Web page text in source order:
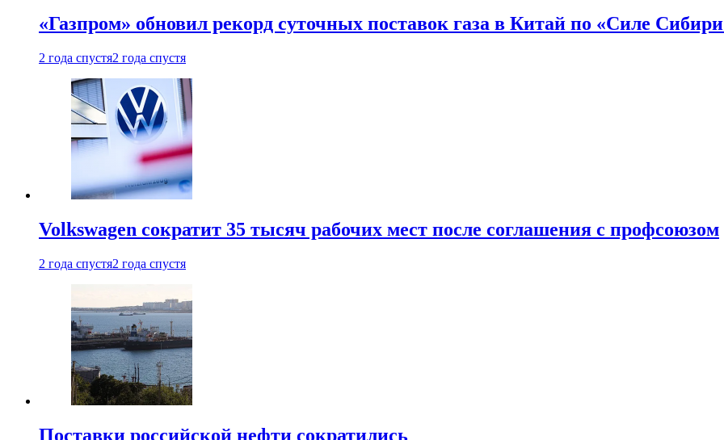
«Газпром» обновил рекорд суточных поставок газа в Китай по «Силе
2 года спустя2 года спустя
Volkswagen сократит 35 тысяч рабочих мест после соглашения с профсоюзом
2 года спустя2 года спустя
Поставки российской нефти сократились